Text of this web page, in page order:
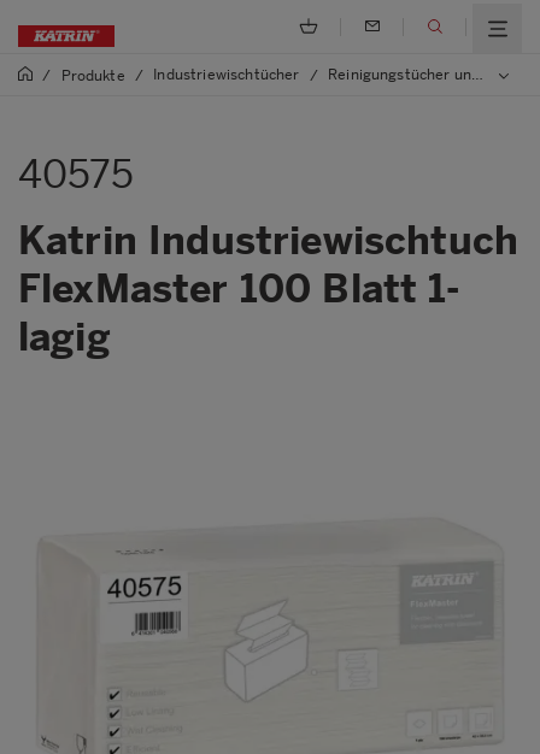
/ Produkte / Industriewischtücher / Reinigungstücher und Poliertücher
40575
Katrin Industriewischtuch
FlexMaster 100 Blatt 1-
lagig